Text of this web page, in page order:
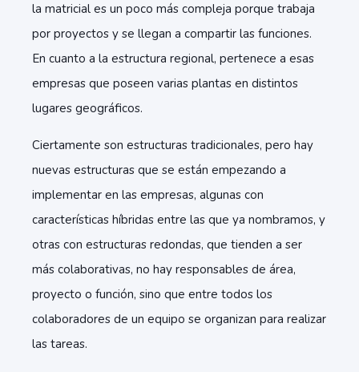
la matricial es un poco más compleja porque trabaja
por proyectos y se llegan a compartir las funciones.
En cuanto a la estructura regional, pertenece a esas
empresas que poseen varias plantas en distintos
lugares geográficos.
Ciertamente son estructuras tradicionales, pero hay
nuevas estructuras que se están empezando a
implementar en las empresas, algunas con
características híbridas entre las que ya nombramos, y
otras con estructuras redondas, que tienden a ser
más colaborativas, no hay responsables de área,
proyecto o función, sino que entre todos los
colaboradores de un equipo se organizan para realizar
las tareas.